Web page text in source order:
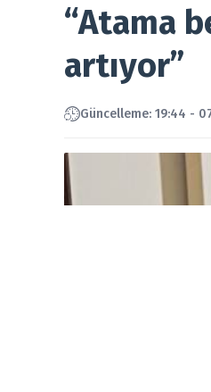
“Atama
artıyor”
Güncelleme: 19:44 -